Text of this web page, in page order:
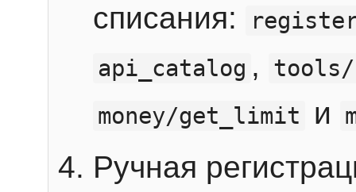
списания:
api_catalog ,
money/get_limit
и
Ручная